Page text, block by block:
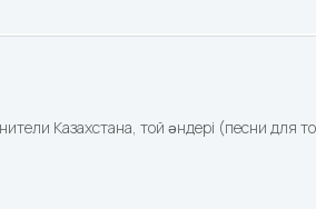
Казахстана, той әндері (песни для